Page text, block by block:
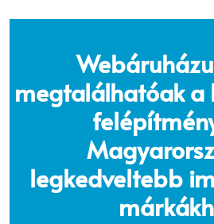
megtalálhatóak
legkedveltebb